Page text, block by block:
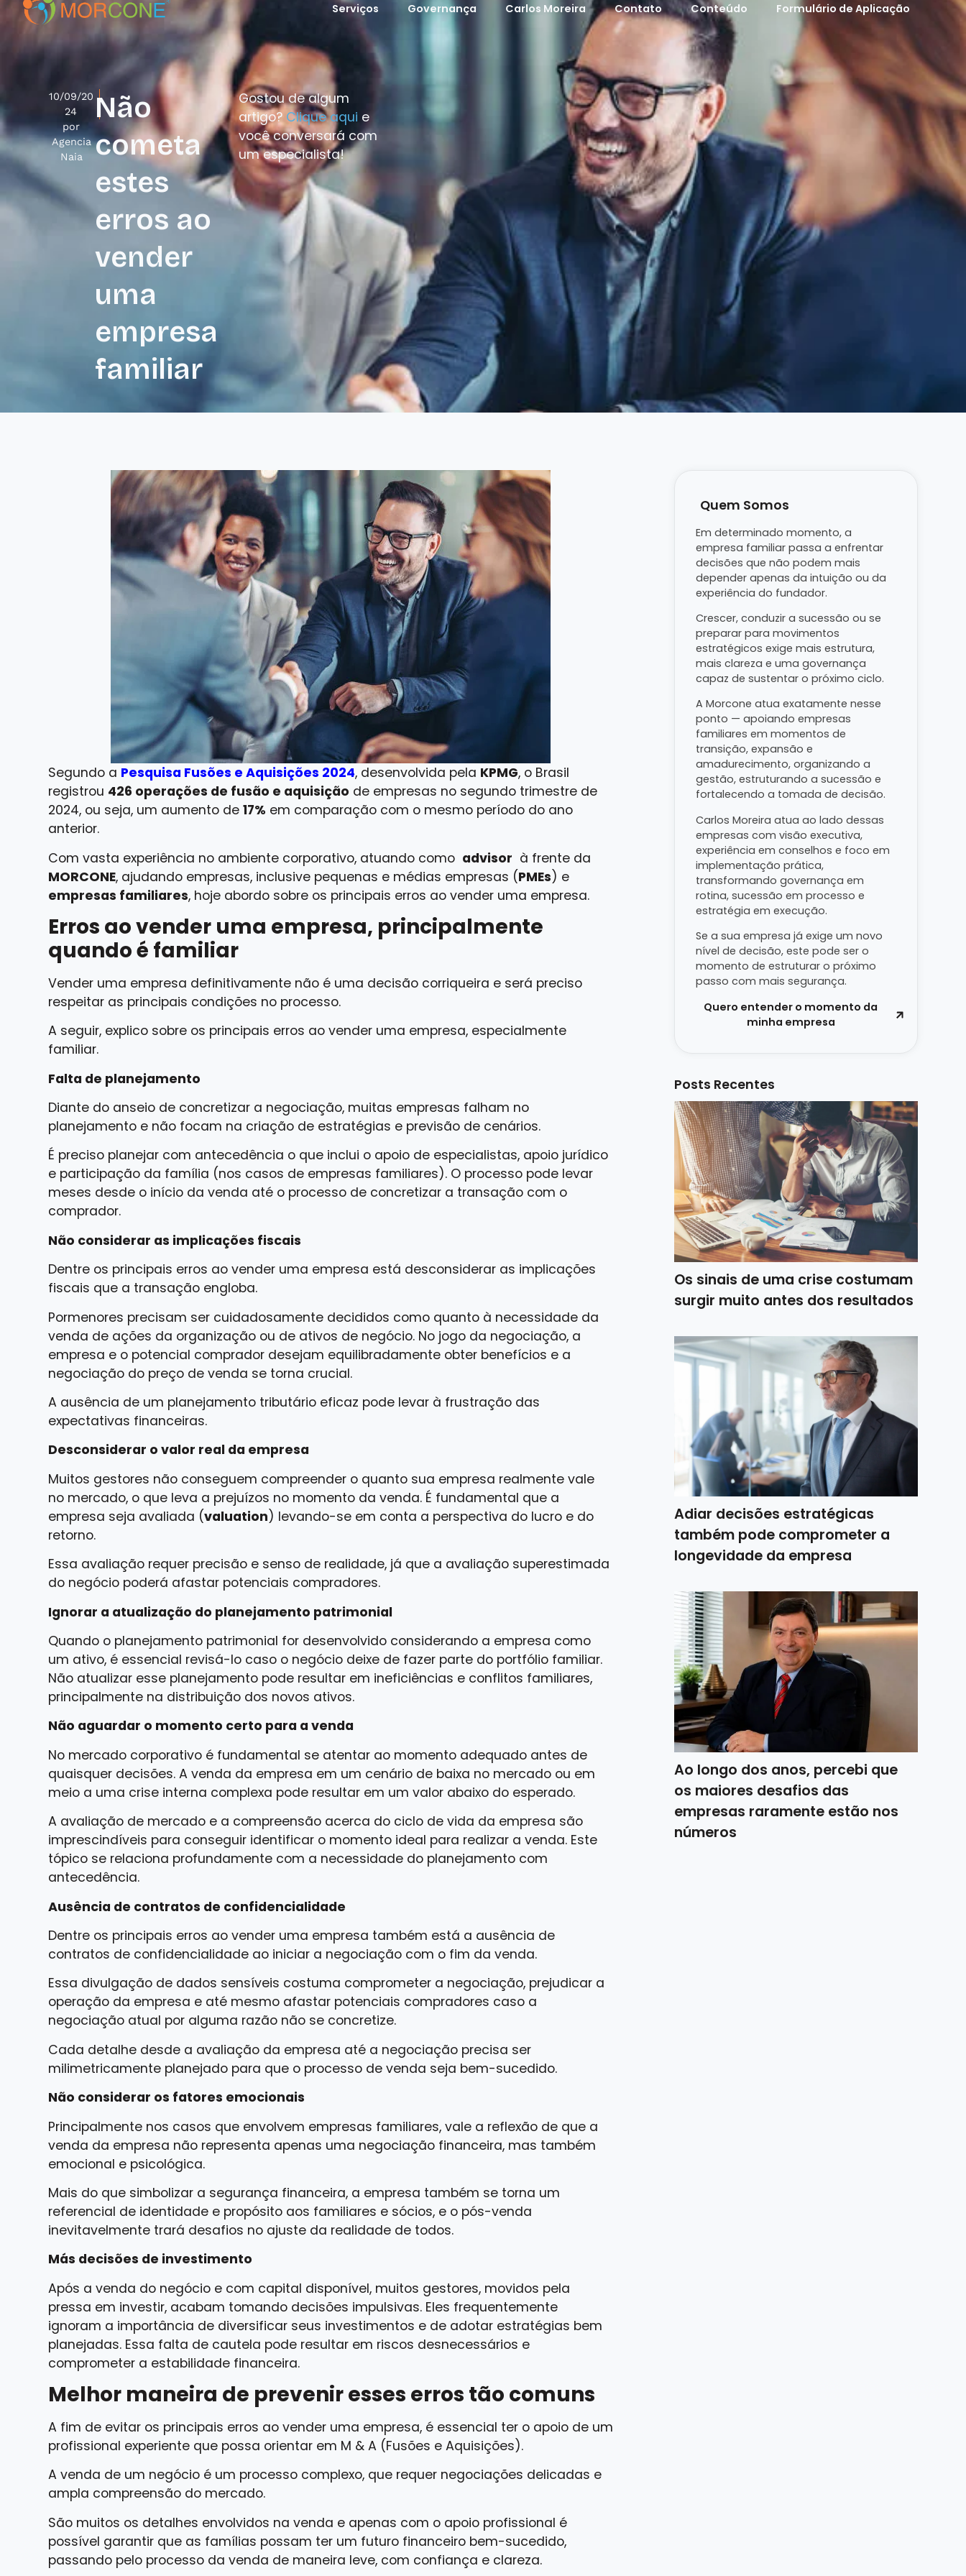
Serviços Governança Carlos Moreira Contato Conteúdo Formulário de Aplicação
10/09/20
24
por
Agencia
Naia
Não
cometa
estes
erros ao
vender
uma
empresa
familiar
Gostou de algum
artigo? Clique aqui e
você conversará com
um especialista!
Segundo a Pesquisa Fusões e Aquisições 2024, desenvolvida pela KPMG, o Brasil
registrou 426 operações de fusão e aquisição de empresas no segundo trimestre de
2024, ou seja, um aumento de17% em comparação com o mesmo período do ano
anterior.
Com vasta experiência no ambiente corporativo, atuando como advisor à frente da
MORCONE, ajudando empresas, inclusive pequenas e médias empresas (PMEs) e
empresas familiares, hoje abordo sobre os principais erros ao vender uma empresa.
Erros ao vender uma empresa, principalmente
quando é familiar
Vender uma empresa definitivamente não é uma decisão corriqueira e será preciso
respeitar as principais condições no processo.
A seguir, explico sobre os principais erros ao vender uma empresa, especialmente
familiar.
Falta de planejamento
Diante do anseio de concretizar a negociação, muitas empresas falham no
planejamento e não focam na criação de estratégias e previsão de cenários.
É preciso planejar com antecedência o que inclui o apoio de especialistas, apoio jurídico
e participação da família (nos casos de empresas familiares). O processo pode levar
meses desde o início da venda até o processo de concretizar a transação com o
comprador.
Não considerar as implicações fiscais
Dentre os principais erros ao vender uma empresa está desconsiderar as implicações
fiscais que a transação engloba.
Pormenores precisam ser cuidadosamente decididos como quanto à necessidade da
venda de ações da organização ou de ativos de negócio. No jogo da negociação, a
empresa e o potencial comprador desejam equilibradamente obter benefícios e a
negociação do preço de venda se torna crucial.
A ausência de um planejamento tributário eficaz pode levar à frustração das
expectativas financeiras.
Desconsiderar o valor real da empresa
Muitos gestores não conseguem compreender o quanto sua empresa realmente vale
no mercado, o que leva a prejuízos no momento da venda. É fundamental que a
empresa seja avaliada (valuation) levando-se em conta a perspectiva do lucro e do
retorno.
Essa avaliação requer precisão e senso de realidade, já que a avaliação superestimada
do negócio poderá afastar potenciais compradores.
Ignorar a atualização do planejamento patrimonial
Quando o planejamento patrimonial for desenvolvido considerando a empresa como
um ativo, é essencial revisá-lo caso o negócio deixe de fazer parte do portfólio familiar.
Não atualizar esse planejamento pode resultar em ineficiências e conflitos familiares,
principalmente na distribuição dos novos ativos.
Não aguardar o momento certo para a venda
No mercado corporativo é fundamental se atentar ao momento adequado antes de
quaisquer decisões. A venda da empresa em um cenário de baixa no mercado ou em
meio a uma crise interna complexa pode resultar em um valor abaixo do esperado.
A avaliação de mercado e a compreensão acerca do ciclo de vida da empresa são
imprescindíveis para conseguir identificar o momento ideal para realizar a venda. Este
tópico se relaciona profundamente com a necessidade do planejamento com
antecedência.
Ausência de contratos de confidencialidade
Dentre os principais erros ao vender uma empresa também está a ausência de
contratos de confidencialidade ao iniciar a negociação com o fim da venda.
Essa divulgação de dados sensíveis costuma comprometer a negociação, prejudicar a
operação da empresa e até mesmo afastar potenciais compradores caso a
negociação atual por alguma razão não se concretize.
Cada detalhe desde a avaliação da empresa até a negociação precisa ser
milimetricamente planejado para que o processo de venda seja bem-sucedido.
Não considerar os fatores emocionais
Principalmente nos casos que envolvem empresas familiares, vale a reflexão de que a
venda da empresa não representa apenas uma negociação financeira, mas também
emocional e psicológica.
Mais do que simbolizar a segurança financeira, a empresa também se torna um
referencial de identidade e propósito aos familiares e sócios, e o pós-venda
inevitavelmente trará desafios no ajuste da realidade de todos.
Más decisões de investimento
Após a venda do negócio e com capital disponível, muitos gestores, movidos pela
pressa em investir, acabam tomando decisões impulsivas. Eles frequentemente
ignoram a importância de diversificar seus investimentos e de adotar estratégias bem
planejadas. Essa falta de cautela pode resultar em riscos desnecessários e
comprometer a estabilidade financeira.
Melhor maneira de prevenir esses erros tão comuns
A fim de evitar os principais erros ao vender uma empresa, é essencial ter o apoio de um
profissional experiente que possa orientar em M & A (Fusões e Aquisições).
A venda de um negócio é um processo complexo, que requer negociações delicadas e
ampla compreensão do mercado.
São muitos os detalhes envolvidos na venda e apenas com o apoio profissional é
possível garantir que as famílias possam ter um futuro financeiro bem-sucedido,
passando pelo processo da venda de maneira leve, com confiança e clareza.
Quem Somos
Em determinado momento, a
empresa familiar passa a enfrentar
decisões que não podem mais
depender apenas da intuição ou da
experiência do fundador.
Crescer, conduzir a sucessão ou se
preparar para movimentos
estratégicos exige mais estrutura,
mais clareza e uma governança
capaz de sustentar o próximo ciclo.
A Morcone atua exatamente nesse
ponto — apoiando empresas
familiares em momentos de
transição, expansão e
amadurecimento, organizando a
gestão, estruturando a sucessão e
fortalecendo a tomada de decisão.
Carlos Moreira atua ao lado dessas
empresas com visão executiva,
experiência em conselhos e foco em
implementação prática,
transformando governança em
rotina, sucessão em processo e
estratégia em execução.
Se a sua empresa já exige um novo
nível de decisão, este pode ser o
momento de estruturar o próximo
passo com mais segurança.
Quero entender o momento da
minha empresa
Posts Recentes
Os sinais de uma crise costumam
surgir muito antes dos resultados
Adiar decisões estratégicas
também pode comprometer a
longevidade da empresa
Ao longo dos anos, percebi que
os maiores desafios das
empresas raramente estão nos
números